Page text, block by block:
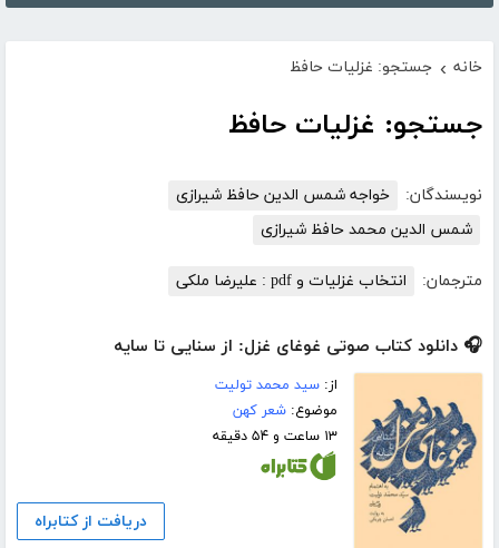
خانه › جستجو: غزلیات حافظ
جستجو: غزلیات حافظ
نویسندگان:
خواجه شمس الدین حافظ شیرازی
شمس الدین محمد حافظ شیرازی
مترجمان: انتخاب غزلیات و pdf : علیرضا ملکی
🎧 دانلود کتاب صوتی غوغای غزل: از سنایی تا سایه
از:سید محمد تولیت
موضوع:شعر کهن
۱۳ ساعت و ۵۴ دقیقه
دریافت از کتابراه